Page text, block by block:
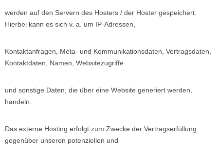
werden auf den Servern des Hosters / der Hoster gespeichert.
Hierbei kann es sich v. a. um IP-Adressen,
Kontaktanfragen, Meta- und Kommunikationsdaten, Vertragsdaten,
Kontaktdaten, Namen, Websitezugriffe
und sonstige Daten, die über eine Website generiert werden,
handeln.
Das externe Hosting erfolgt zum Zwecke der Vertragserfüllung
gegenüber unseren potenziellen und